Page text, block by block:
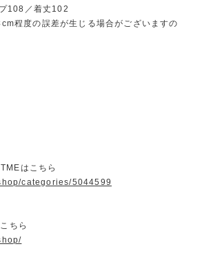
108／着丈102
程度の誤差が生じる場合がございますの
はこちら
categories/5044599
ちら